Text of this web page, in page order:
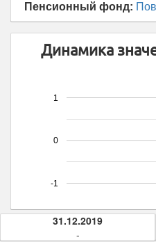
Пенсионный фонд:
Динамика
-1
0
1
31.12.2019
-